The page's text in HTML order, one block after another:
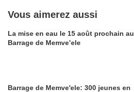
Vous aimerez aussi
La mise en eau le 15 août prochain au
Barrage de Memve’ele
Barrage de Memve'ele: 300 jeunes en